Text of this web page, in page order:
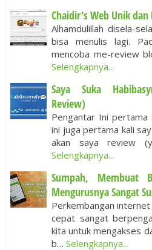
Chaidir's Web Unik
Alhamdulillah disela-
bisa menulis lagi.
mencoba me-review
Selengkapnya...
Saya Suka
Review)
Pengantar Ini
ini juga pertama kali
akan saya review
Selengkapnya...
Sumpah,
Mengurusnya Sangat
Perkembangan
cepat sangat
kita untuk mengakses
b… Selengkapnya...